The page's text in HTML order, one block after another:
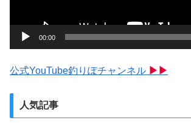
00:00
公式YouTube釣りぽチャンネル ▶▶
人気記事